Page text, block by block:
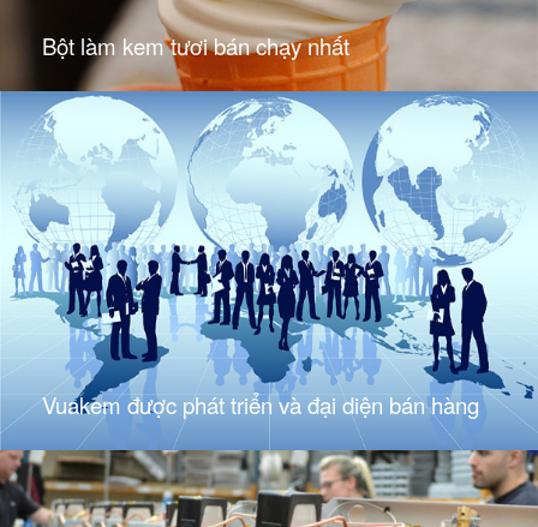
Bột làm kem tươi bán chạy nhất
Vuakem được phát triển và đại diện bán hàng